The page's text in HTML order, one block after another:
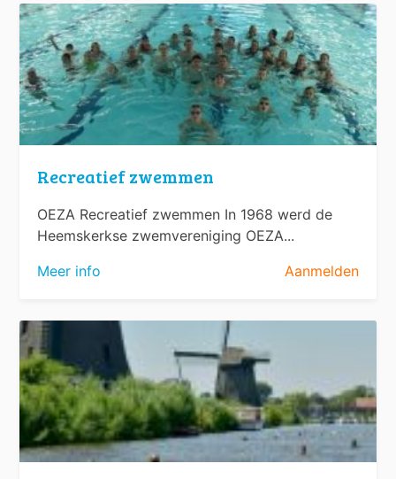
Recreatief zwemmen
OEZA Recreatief zwemmen In 1968 werd de
Heemskerkse zwemvereniging OEZA...
Meer info
Aanmelden